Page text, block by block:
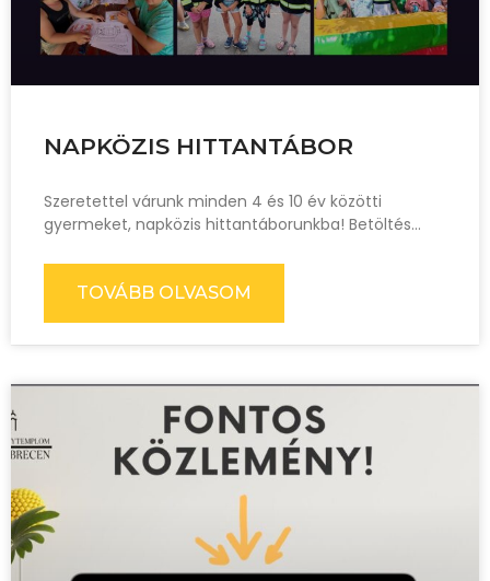
NAPKÖZIS HITTANTÁBOR
Szeretettel várunk minden 4 és 10 év közötti
gyermeket, napközis hittantáborunkba! Betöltés…
TOVÁBB OLVASOM